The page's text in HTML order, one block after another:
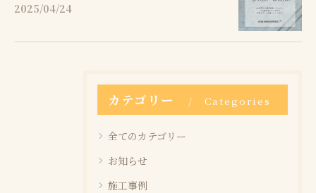
2025/04/24
カテゴリー Categories
全てのカテゴリー
お知らせ
施工事例